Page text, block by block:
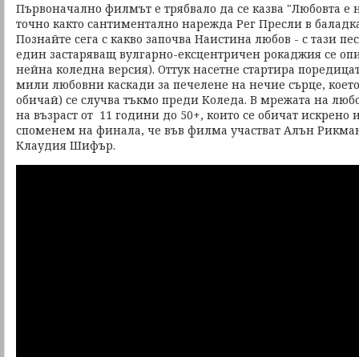
Първоначално филмът е трябвало да се казва "Любовта е
точно както сантиментално нарежда Рег Пресли в
Познайте сега с какво започва Наистина любов - с тази
един застаряващ вулгарно-ексцентричен рокаджия се
нейна коледна версия). Оттук насетне стартира
мили любовни каскади за печелене на нечие сърце,
обичай) се случва тъкмо преди Коледа. В мрежата на
на възраст от 11 години до 50+, които се обичат искрено
споменем на финала, че във филма участват Алън Рикман
Клаудия Шифър.